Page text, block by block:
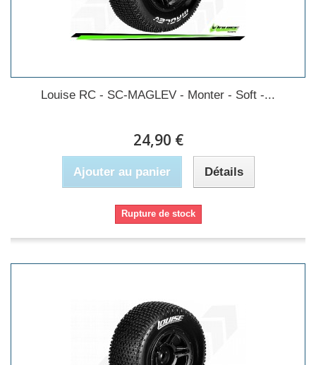
Louise RC - SC-MAGLEV - Monter - Soft -...
24,90 €
Ajouter au panier Détails
Rupture de stock